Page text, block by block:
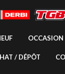
OCCASION
/ DÉPÔT